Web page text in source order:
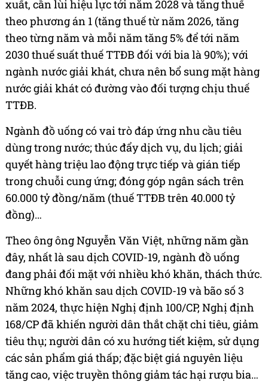
xuất, cần lùi hiệu lực tới năm 2028 và tăng thuế
theo phương án 1 (tăng thuế từ năm 2026, tăng
theo từng năm và mỗi năm tăng 5% để tới năm
2030 thuế suất thuế TTĐB đối với bia là 90%); với
ngành nước giải khát, chưa nên bổ sung mặt hàng
nước giải khát có đường vào đối tượng chịu thuế
TTĐB.
Ngành đồ uống có vai trò đáp ứng nhu cầu tiêu
dùng trong nước; thúc đẩy dịch vụ, du lịch; giải
quyết hàng triệu lao động trực tiếp và gián tiếp
trong chuỗi cung ứng; đóng góp ngân sách trên
60.000 tỷ đồng/năm (thuế TTĐB trên 40.000 tỷ
đồng)…
Theo ông ông Nguyễn Văn Việt, những năm gần
đây, nhất là sau dịch COVID-19, ngành đồ uống
đang phải đối mặt với nhiều khó khăn, thách thức.
Những khó khăn sau dịch COVID-19 và bão số 3
năm 2024, thực hiện Nghị định 100/CP, Nghị định
168/CP đã khiến người dân thắt chặt chi tiêu, giảm
tiêu thụ; người dân có xu hướng tiết kiệm, sử dụng
các sản phẩm giá thấp; đặc biệt giá nguyên liệu
tăng cao, việc truyền thông giảm tác hại rượu bia…